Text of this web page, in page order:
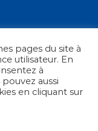
|Mentions légales
pages du site à
utilisateur. En
à
aussi
en cliquant sur